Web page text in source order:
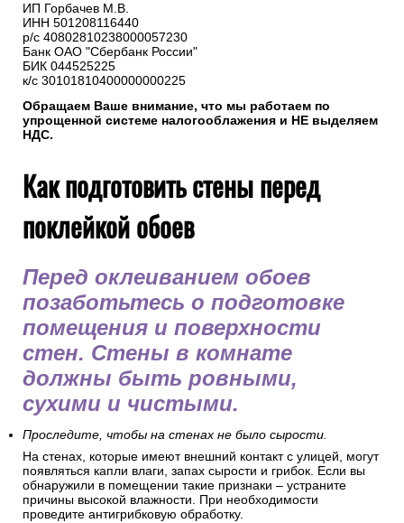
ИП Горбачев М.В.
ИНН 501208116440
р/с 40802810238000057230
Банк ОАО "Сбербанк России"
БИК 044525225
к/с 30101810400000000225
Обращаем Ваше внимание, что мы работаем по
упрощенной системе налогооблажения и НЕ выделяем
НДС.
Как подготовить стены перед
поклейкой обоев
Перед оклеиванием обоев
позаботьтесь о подготовке
помещения и поверхности
стен. Стены в комнате
должны быть ровными,
сухими и чистыми.
Проследите, чтобы на стенах не было сырости.
На стенах, которые имеют внешний контакт с улицей, могут
появляться капли влаги, запах сырости и грибок. Если вы
обнаружили в помещении такие признаки – устраните
причины высокой влажности. При необходимости
проведите антигрибковую обработку.